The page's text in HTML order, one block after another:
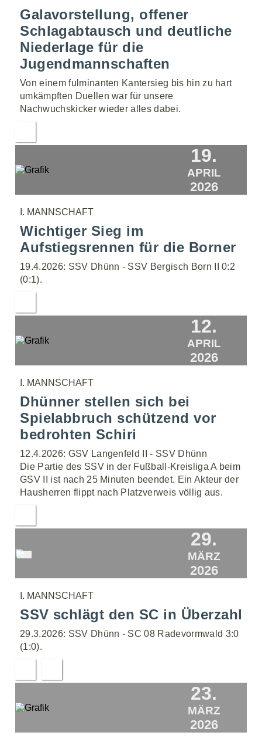
Galavorstellung, offener
Schlagabtausch und deutliche
Niederlage für die
Jugendmannschaften
Von einem fulminanten Kantersieg bis hin zu hart
umkämpften Duellen war für unsere
Nachwuchskicker wieder alles dabei.
19.
APRIL
2026
I. MANNSCHAFT
Wichtiger Sieg im
Aufstiegsrennen für die Borner
19.4.2026: SSV Dhünn - SSV Bergisch Born II 0:2
(0:1).
12.
APRIL
2026
I. MANNSCHAFT
Dhünner stellen sich bei
Spielabbruch schützend vor
bedrohten Schiri
12.4.2026: GSV Langenfeld II - SSV Dhünn
Die Partie des SSV in der Fußball-Kreisliga A beim
GSV II ist nach 25 Minuten beendet. Ein Akteur der
Hausherren flippt nach Platzverweis völlig aus.
29.
MÄRZ
2026
I. MANNSCHAFT
SSV schlägt den SC in Überzahl
29.3.2026: SSV Dhünn - SC 08 Radevormwald 3:0
(1:0).
23.
MÄRZ
2026